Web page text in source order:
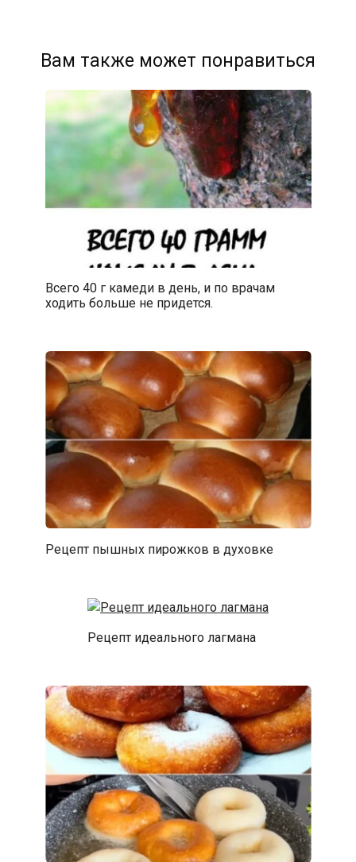
Вам также может понравиться
Всего 40 г камеди в день, и по врачам
ходить больше не придется.
Рецепт пышных пирожков в духовке
Рецепт идеального лагмана